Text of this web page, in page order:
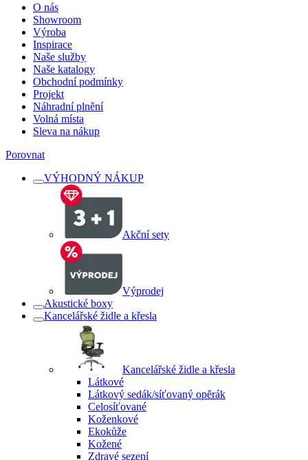
O nás
Showroom
Výroba
Inspirace
Naše služby
Naše katalogy
Obchodní podmínky
Projekt
Náhradní plnění
Volná místa
Sleva na nákup
Porovnat
VÝHODNÝ NÁKUP
Akční sety
Výprodej
Akustické boxy
Kancelářské židle a křesla
Kancelářské židle a křesla
Látkové
Látkový sedák/síťovaný opěrák
Celosíťované
Koženkové
Ekokůže
Kožené
Zdravé sezení